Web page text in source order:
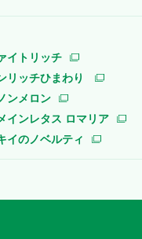
イトリッチ
リッチひまわり
ンメロン
インレタス ロマリア
イのノベルティ